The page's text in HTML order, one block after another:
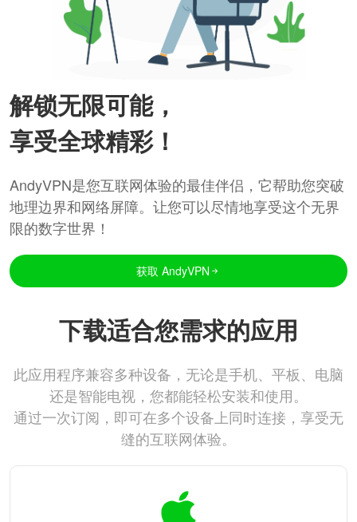
解锁无限可能，
享受全球精彩！
AndyVPN是您互联网体验的最佳伴侣，它帮助您突破
地理边界和网络屏障。让您可以尽情地享受这个无界
限的数字世界！
获取 AndyVPN
下载适合您需求的应用
此应用程序兼容多种设备，无论是手机、平板、电脑
还是智能电视，您都能轻松安装和使用。
通过一次订阅，即可在多个设备上同时连接，享受无
缝的互联网体验。